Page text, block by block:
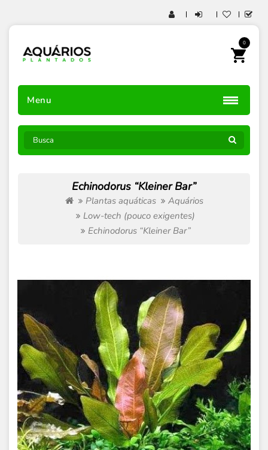
0
Menu
Echinodorus “Kleiner Bar”
Plantas aquáticas
Aquários
Low-tech (pouco exigentes)
Echinodorus “Kleiner Bar”